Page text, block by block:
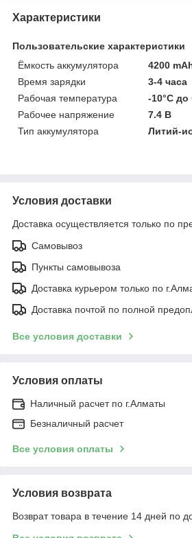
Характеристики
Пользовательские характеристики
Ёмкость аккумулятора
4200
Время зарядки
3-4 часа
Рабочая температура
-10°C до
Рабочее напряжение
7.4 В
Тип аккумулятора
Литий-
Условия доставки
Доставка осуществляется только по
Самовывоз
Пункты самовывоза
Доставка курьером только по
Доставка почтой по полной
Все условия доставки
Условия оплаты
Наличный расчет по г.Алматы
Безналичный расчет
Все условия оплаты
Условия возврата
Возврат товара в течение 14 дней по